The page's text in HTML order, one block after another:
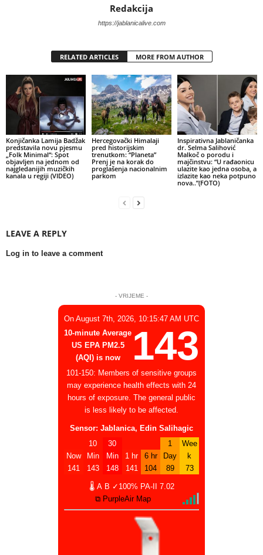
Redakcija
https://jablanicalive.com
RELATED ARTICLES MORE FROM AUTHOR
Konjičanka Lamija Badžak
predstavila novu pjesmu
„Folk Minimal“: Spot
objavljen na jednom od
najgledanijih muzičkih
kanala u regiji (VIDEO)
Hercegovački Himalaji
pred historijskim
trenutkom: “Planeta”
Prenj je na korak do
proglašenja nacionalnim
parkom
Inspirativna Jablaničanka
dr. Selma Salihović
Malkoč o porodu i
majčinstvu: “U rađaonicu
ulazite kao jedna osoba, a
izlazite kao neka potpuno
nova..”(FOTO)
LEAVE A REPLY
Log in to leave a comment
- VRIJEME -
On August 7th, 2026, 10:15:47 AM UTC
10-minute Average
US EPA PM2.5
(AQI) is now
143
101-150: Members of sensitive groups
may experience health effects with 24
hours of exposure. The general public
is less likely to be affected.
Sensor: Jablanica, Edin Salihagic
Now
141
10
Min
143
30
Min
148
1 hr
141
6 hr
104
1
Day
89
Wee
k
73
🌡 A B ✓100% PA-II
7.02
⧉ PurpleAir Map